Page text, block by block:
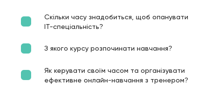
Скільки часу знадобиться, щоб опанувати
ІТ-спеціальність?
З якого курсу розпочинати навчання?
Як керувати своїм часом та організувати
ефективне онлайн-навчання з тренером?